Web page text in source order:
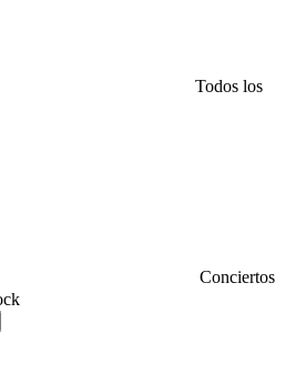
Todos los
Conciertos